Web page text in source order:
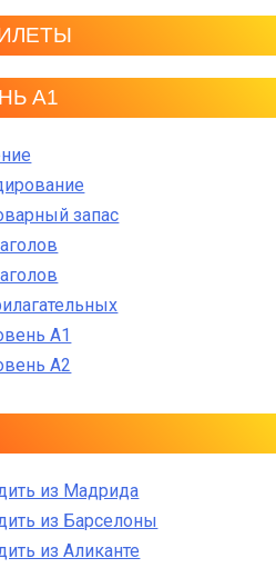
А1
запас
A1
A2
из Мадрида
из Барселоны
из Аликанте